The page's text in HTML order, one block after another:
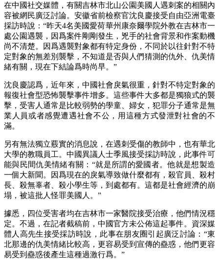
在中國社交媒體，有關吉林市北山公園美國人遇刺案的相關內
容被網民廣泛討論。安徽省前檢察官沈良慶接受自由亞洲電臺
採訪時說：“昨天4名美國愛荷華州康奈爾學院外教在吉林市一
處公園遇襲，因爲案件剛剛發生，兇手的社會背景和作案動機
尚不清楚。因爲遇襲對象都有特定身份，不同於以往針對不特
定對象的無差別襲擊，不知道是否與人們猜測的仇外、仇美情
緒有關，現在下結論爲時尚早。”
沈良慶認爲，近年來，中國社會戾氣很重，針對不特定對象的
報復社會型恐怖襲擊事件增多。這些事件大多都是獨狼式的襲
擊，受害人通常是比較弱勢的學童、婦女，犯罪分子通常是無
業人員或者感覺遭遇社會不公，用這種方式發泄對社會的不
滿。
另有無法獨立覈實的消息說，在遇刺受傷的教師中，也有華北
大學的教職員工。中國異議人士季風接受採訪時說，此事件可
能與民間仇美情緒有關：“就是所謂的愛國者。他就是想製造
一個大新聞。因爲現在的戾氣導致做什麼都有，殺官員、殺村
長、殺無辜者、殺小學生等，到處都有。這都是社會經濟的崩
塌，被這批人怪罪美國人。”
據悉，四位受害者均在吉林市一家醫院接受治療，他們情況穩
定。不過，在記者截稿前，中國官方未公佈這起事件。資深媒
體人高先生接受採訪時說，此事在朋友圈引起廣泛討論：“東
北那邊的仇美情緒比較高，更容易受到宣傳的蠱惑，他們更容
易受到蠱惑後產生這種過激行爲。”